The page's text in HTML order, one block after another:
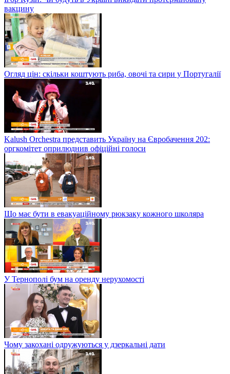
вакцину
Огляд цін: скільки коштують риба, овочі та сири у Португалії
Kalush Orchestra представить Україну на Євробачення 202:
оргкомітет оприлюднив офіційні голоси
Що має бути в евакуаційному рюкзаку кожного школяра
У Тернополі бум на оренду нерухомості
Чому закохані одружуються у дзеркальні дати